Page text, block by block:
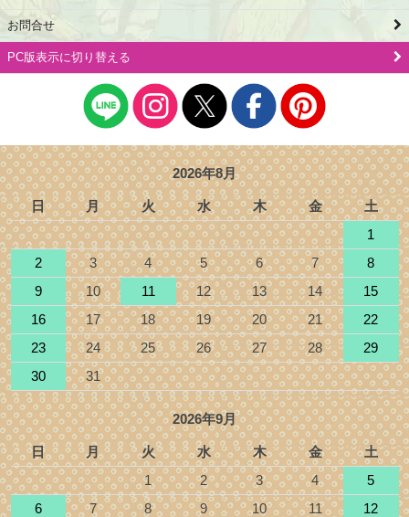
お問合せ
PC版表示に切り替える
2026年8月
日 月 火 水 木 金
土
1
2
3 4 5 6 7
8
9
10 11 12 13 14
15
16
17 18 19 20 21
22
23
24 25 26 27 28
29
30
31
2026年9月
日 月 火 水 木 金
土
1
2 3 4
5
6
7 8 9 10 11
12